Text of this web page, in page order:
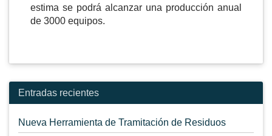
estima se podrá alcanzar una producción anual
de 3000 equipos.
Entradas recientes
Nueva Herramienta de Tramitación de Residuos